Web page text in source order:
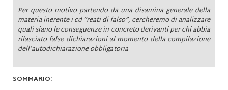
Per questo motivo partendo da una disamina generale della
materia inerente i cd “reati di falso”, cercheremo di analizzare
quali siano le conseguenze in concreto derivanti per chi abbia
rilasciato false dichiarazioni al momento della compilazione
dell’autodichiarazione obbligatoria
SOMMARIO: